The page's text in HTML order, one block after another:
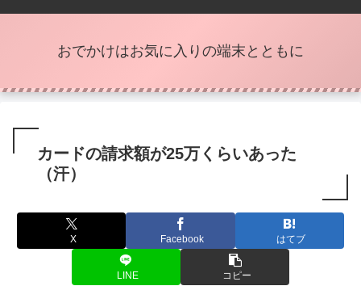
おでかけはお気に入りの端末とともに
カードの請求額が25万くらいあった
（汗）
X Facebook はてブ
LINE コピー